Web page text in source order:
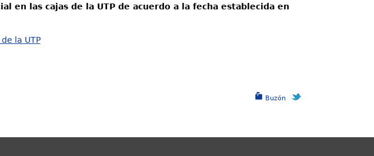
en las cajas de la UTP de acuerdo a la fecha establecida en
la UTP
Buzón